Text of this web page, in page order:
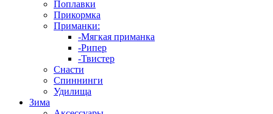
Поплавки
Прикормка
Приманки:
-Мягкая приманка
-Рипер
-Твистер
Снасти
Спиннинги
Удилища
Зима